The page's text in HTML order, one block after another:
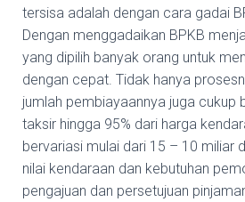
tersisa adalah dengan cara gadai
Dengan menggadaikan BPKB
yang dipilih banyak orang untuk
dengan cepat. Tidak hanya
jumlah pembiayaannya juga cukup
taksir hingga 95% dari harga
bervariasi mulai dari 15 – 10 miliar
nilai kendaraan dan kebutuhan
pengajuan dan persetujuan